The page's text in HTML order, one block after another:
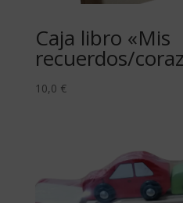
Caja libro «Mis
recuerdos/
10,0 €